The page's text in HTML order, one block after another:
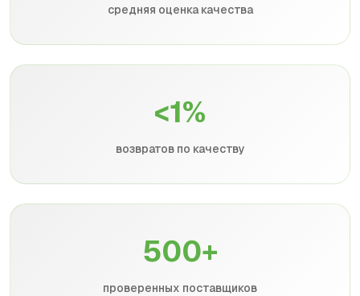
средняя оценка качества
<1%
возвратов по качеству
500+
проверенных поставщиков